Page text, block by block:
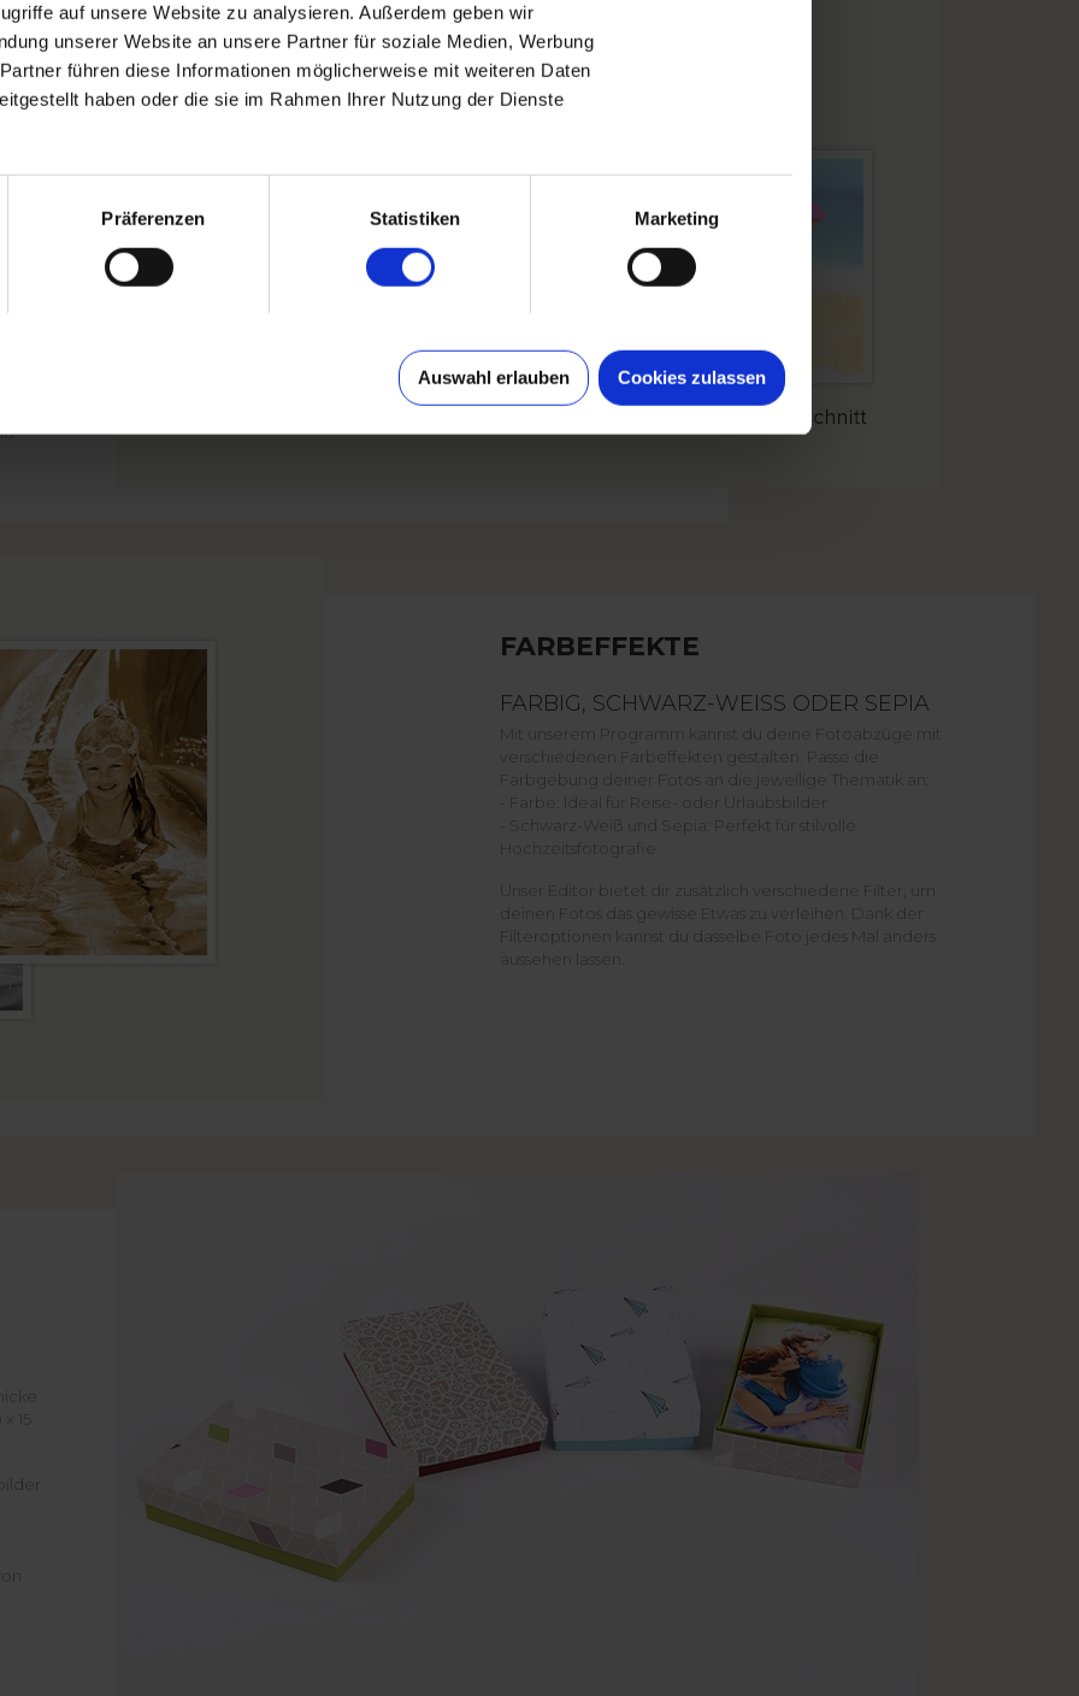
auf unsere Website zu analysieren. Außerdem geben wir
unserer Website an unsere Partner für soziale Medien, Werbung
führen diese Informationen möglicherweise mit weiteren Daten
haben oder die sie im Rahmen Ihrer Nutzung der Dienste
Präferenzen Statistiken Marketing
Auswahl erlauben Cookies zulassen
FARBEFFEKTE
FARBIG, SCHWARZ-WEISS ODER SEPIA
Mit unserem Programm kannst du deine Fotoabzüge mit
verschiedenen Farbeffekten gestalten. Passe die
Farbgebung deiner Fotos an die jeweilige Thematik an:
- Farbe: Ideal für Reise- oder Urlaubsbilder
- Schwarz-Weiß und Sepia: Perfekt für stilvolle
Hochzeitsfotografie
Unser Editor bietet dir zusätzlich verschiedene Filter, um
deinen Fotos das gewisse Etwas zu verleihen. Dank der
Filteroptionen kannst du dasselbe Foto jedes Mal anders
aussehen lassen.
15